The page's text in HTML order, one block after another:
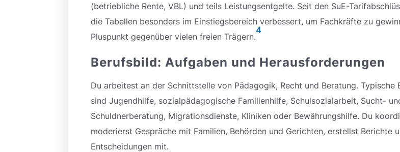
(betriebliche Rente, VBL) und teils Leistungsentgelte. Seit den SuE-
die Tabellen besonders im Einstiegsbereich verbessert, um Fachkräfte zu
Pluspunkt gegenüber vielen freien Trägern.
4
Berufsbild: Aufgaben und Herausforderungen
Du arbeitest an der Schnittstelle von Pädagogik, Recht und Beratung. Typische
sind Jugendhilfe, sozialpädagogische Familienhilfe, Schulsozialarbeit, Sucht-
Schuldnerberatung, Migrationsdienste, Kliniken oder Bewährungshilfe. Du
moderierst Gespräche mit Familien, Behörden und Gerichten, erstellst Berichte
Entscheidungen mit.